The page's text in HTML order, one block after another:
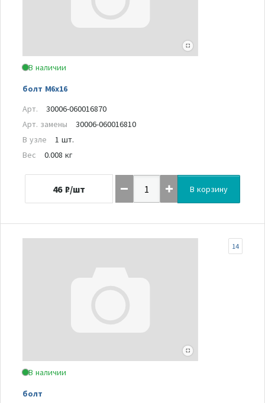
В наличии
болт M6x16
Арт.
30006-060016870
Арт. замены
30006-060016810
В узле
1 шт.
Вес
0.008 кг
46 ₽/шт В корзину
В наличии
болт
14